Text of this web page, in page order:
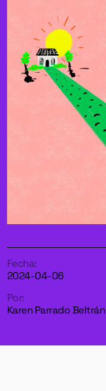
Fecha:
2024-04-06
Por:
Karen Parrado Beltrán